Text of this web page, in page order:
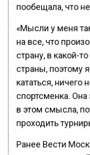
пообещала, что
«Мысли у меня
на все, что
страну, в какой-
страны, поэтому
кататься, ничего
спортсменка. Она
в этом смысла,
проходить
Ранее Вести